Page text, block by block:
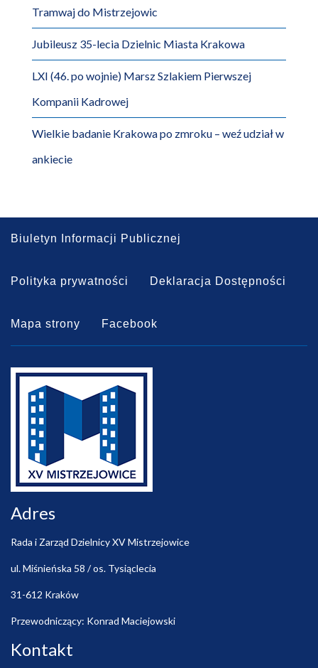
Tramwaj do Mistrzejowic
Jubileusz 35-lecia Dzielnic Miasta Krakowa
LXI (46. po wojnie) Marsz Szlakiem Pierwszej
Kompanii Kadrowej
Wielkie badanie Krakowa po zmroku – weź udział w
ankiecie
Biuletyn Informacji Publicznej
Polityka prywatności Deklaracja Dostępności
Mapa strony Facebook
Adres
Rada i Zarząd Dzielnicy XV Mistrzejowice
ul. Miśnieńska 58 / os. Tysiąclecia
31-612 Kraków
Przewodniczący: Konrad Maciejowski
Kontakt